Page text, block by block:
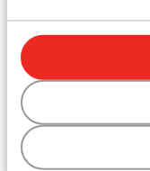
Hotel Sol
Hotel Melia
Aparthotel